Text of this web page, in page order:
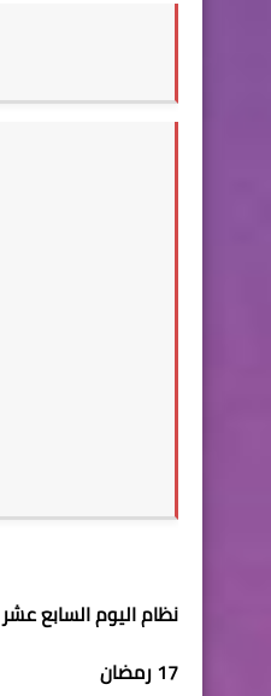
نظام اليوم السابع عشر
17 رمضان